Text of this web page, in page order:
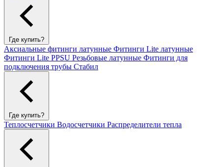
Где купить?
Аксиальные фитинги латунные Фитинги Lite латунные
Фитинги Lite PPSU Резьбовые латунные Фитинги для
подключения трубы Стабил
Где купить?
Теплосчетчики Водосчетчики Распределители тепла